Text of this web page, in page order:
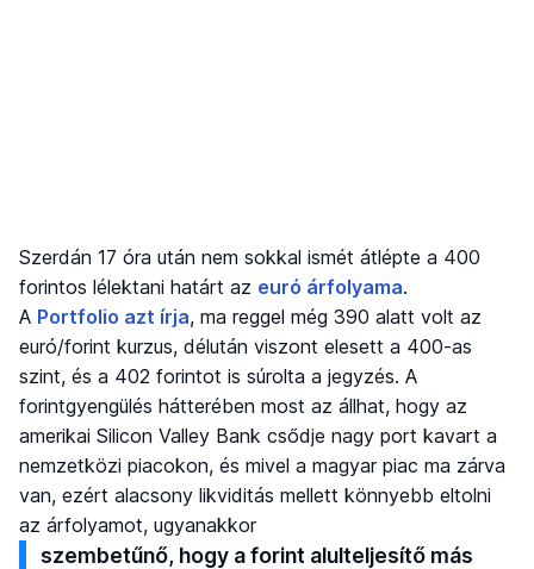
Szerdán 17 óra után nem sokkal ismét átlépte a 400
forintos lélektani határt az euró árfolyama.
A Portfolio azt írja, ma reggel még 390 alatt volt az
euró/forint kurzus, délután viszont elesett a 400-as
szint, és a 402 forintot is súrolta a jegyzés. A
forintgyengülés hátterében most az állhat, hogy az
amerikai Silicon Valley Bank csődje nagy port kavart a
nemzetközi piacokon, és mivel a magyar piac ma zárva
van, ezért alacsony likviditás mellett könnyebb eltolni
az árfolyamot, ugyanakkor
szembetűnő, hogy a forint alulteljesítő más